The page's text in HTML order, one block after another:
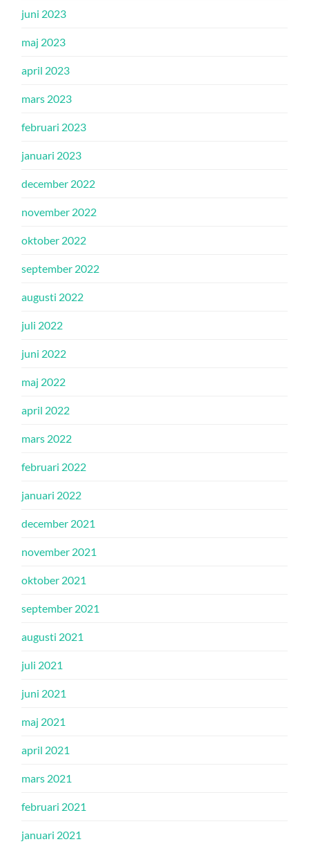
juni 2023
maj 2023
april 2023
mars 2023
februari 2023
januari 2023
december 2022
november 2022
oktober 2022
september 2022
augusti 2022
juli 2022
juni 2022
maj 2022
april 2022
mars 2022
februari 2022
januari 2022
december 2021
november 2021
oktober 2021
september 2021
augusti 2021
juli 2021
juni 2021
maj 2021
april 2021
mars 2021
februari 2021
januari 2021